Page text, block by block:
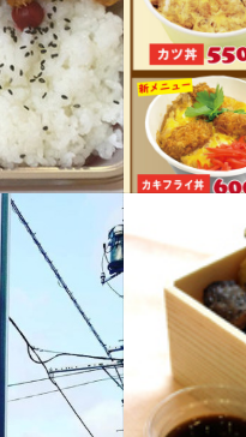
合わせ下
日
夜
：20
：00 ～
30 ～
営業
テイクア
15
電
33
：00
ホテ
所在